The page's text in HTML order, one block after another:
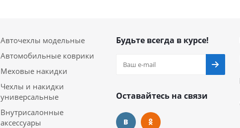
Авточехлы модельные
Автомобильные коврики
Меховые накидки
Чехлы и накидки
универсальные
Внутрисалонные
аксессуары
Будьте всегда в курсе!
Оставайтесь на связи